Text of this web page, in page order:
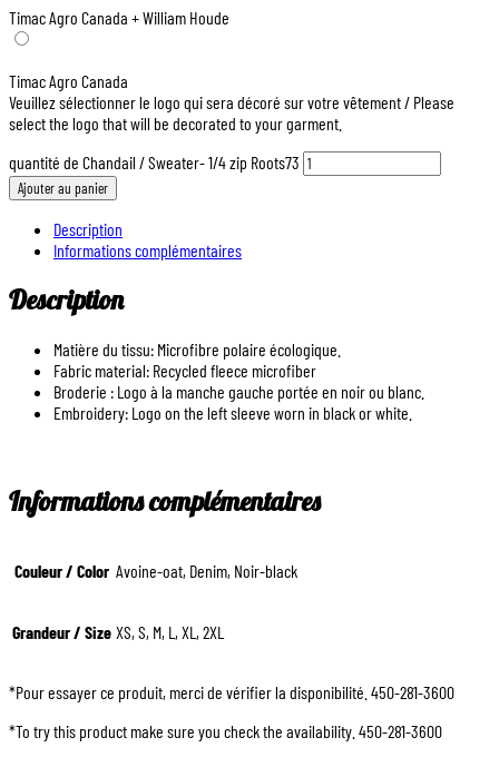
Timac Agro Canada + William Houde
Timac Agro Canada
Veuillez sélectionner le logo qui sera décoré sur votre vêtement / Please
select the logo that will be decorated to your garment.
quantité de Chandail / Sweater- 1/4 zip Roots73
Ajouter au panier
Description
Informations complémentaires
Description
Matière du tissu: Microfibre polaire écologique.
Fabric material: Recycled fleece microfiber
Broderie : Logo à la manche gauche portée en noir ou blanc.
Embroidery: Logo on the left sleeve worn in black or white.
Informations complémentaires
Couleur / Color Avoine-oat, Denim, Noir-black
Grandeur / Size XS, S, M, L, XL, 2XL
*Pour essayer ce produit, merci de vérifier la disponibilité. 450-281-3600
*To try this product make sure you check the availability. 450-281-3600